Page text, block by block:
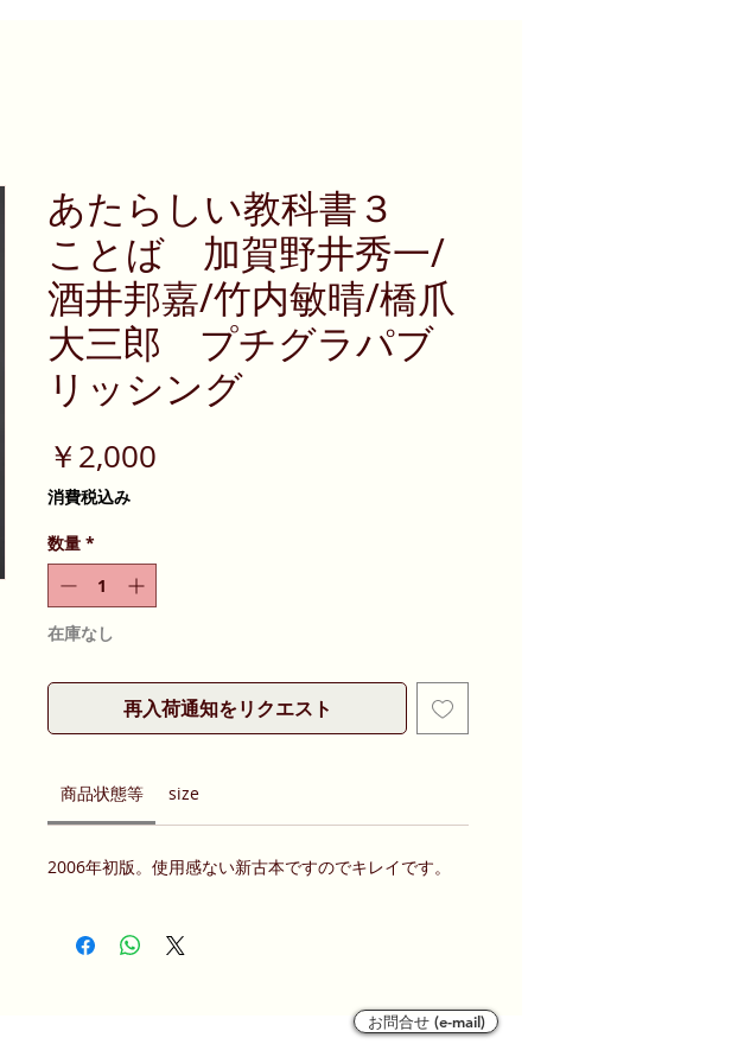
あたらしい教科書３
ことば 加賀野井秀一/
酒井邦嘉/竹内敏晴/橋爪
大三郎 プチグラパブ
リッシング
￥2,000
消費税込み
数量 *
在庫なし
再入荷通知をリクエスト
商品状態等 size
2006年初版。使用感ない新古本ですのでキレイです。
お問合せ (e-mail)